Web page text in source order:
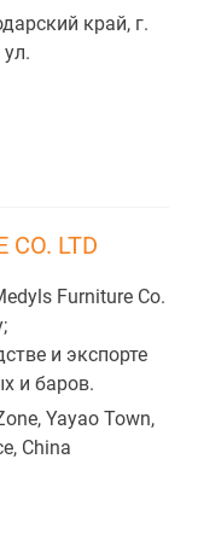
край, г.
CO. LTD
Furniture Co.
и экспорте
и баров.
Yayao Town,
China